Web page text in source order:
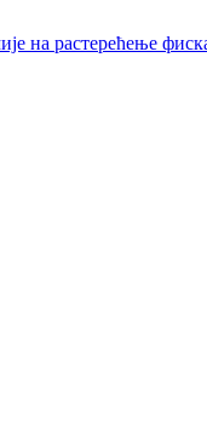
на растерећење